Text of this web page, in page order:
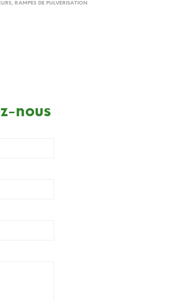
, RAMPES DE PULVÉRISATION
nous